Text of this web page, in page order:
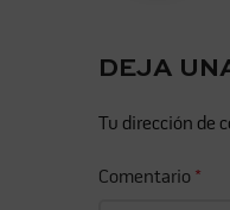
DEJA
Tu dirección de
Comentario *